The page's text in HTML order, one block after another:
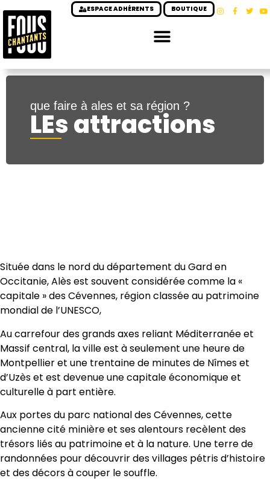
ESPACE ADHÉRENTS BOUTIQUE
que faire à ales et sa région ?
LEs attractions
Située dans le nord du département du Gard en
Occitanie, Alès est souvent considérée comme la «
capitale » des Cévennes, région classée au patrimoine
mondial de l’UNESCO,
Au carrefour des grands axes reliant Méditerranée et
Massif central, la ville est à seulement une heure de
Montpellier et une trentaine de minutes de Nîmes et
d’Uzès et est devenue une capitale économique et
culturelle à part entière.
Aux portes du parc national des Cévennes, cette
ancienne cité minière et ses alentours recèlent des
trésors liés au patrimoine et à la nature. Une terre de
randonnées pour découvrir des villages pétris d’histoire
et des décors à couper le souffle.